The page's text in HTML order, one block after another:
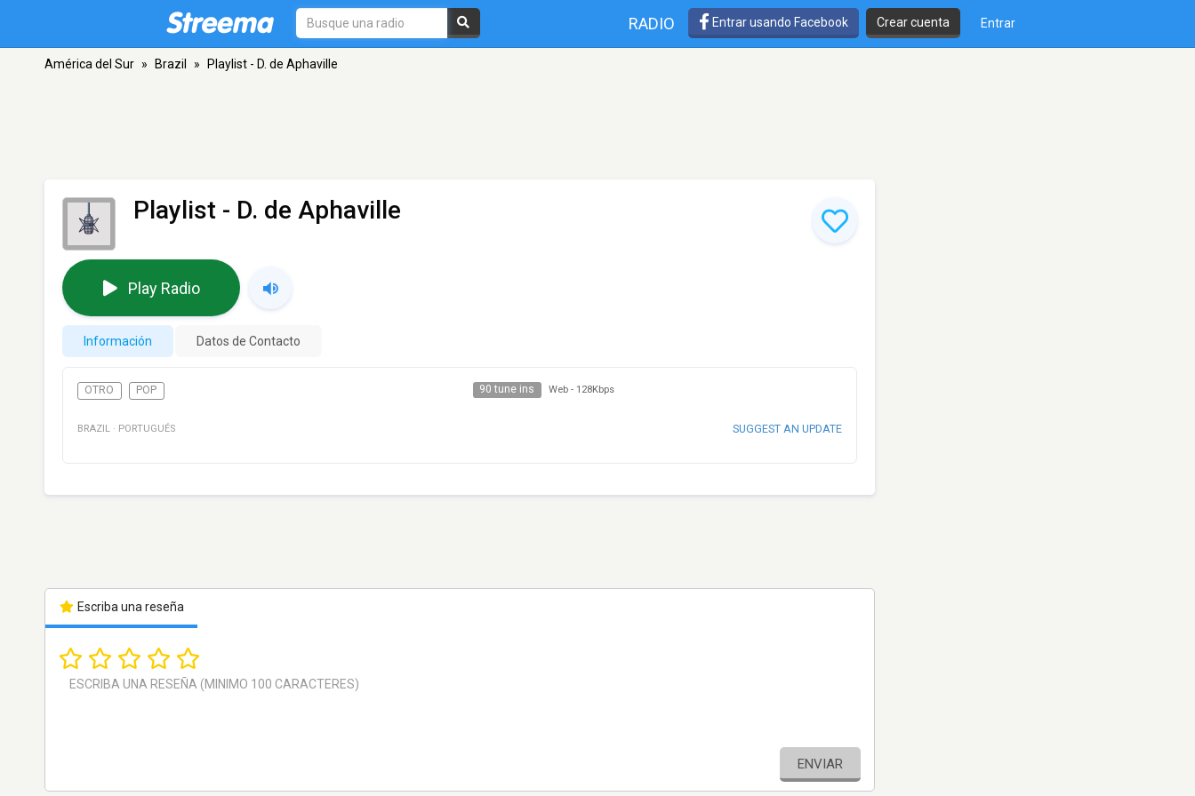
RADIO Entrar usando Facebook Crear cuenta Entrar
América del Sur » Brazil » Playlist - D. de Aphaville
Playlist - D. de Aphaville
Play Radio
Información Datos de Contacto
OTRO POP 90 tune ins Web - 128Kbps
BRAZIL · PORTUGUÉS SUGGEST AN UPDATE
Escriba una reseña
ENVIAR